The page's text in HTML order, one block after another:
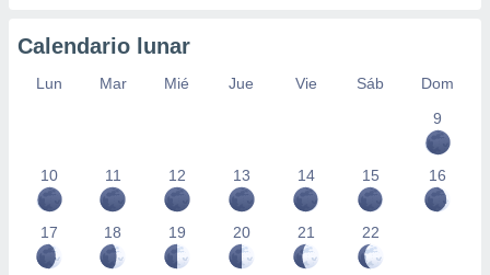
Calendario lunar
Lun Mar Mié Jue Vie Sáb
Dom
9
10 11 12 13 14 15 16
17 18 19 20 21 22